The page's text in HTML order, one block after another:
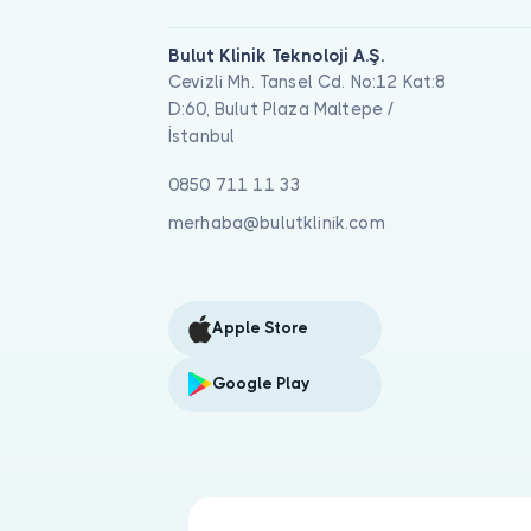
Bulut Klinik Teknoloji A.Ş.
Cevizli Mh. Tansel Cd. No:12 Kat:8
D:60, Bulut Plaza Maltepe /
İstanbul
0850 711 11 33
merhaba@bulutklinik.com
Apple Store
Google Play